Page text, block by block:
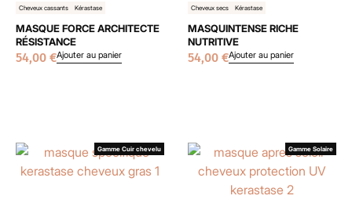
Cheveux cassants Kérastase
MASQUE FORCE ARCHITECTE
RÉSISTANCE
54,00 €Ajouter au panier
Cheveux secs Kérastase
MASQUINTENSE RICHE
NUTRITIVE
54,00 €Ajouter au panier
Gamme Cuir chevelu Gamme Solaire